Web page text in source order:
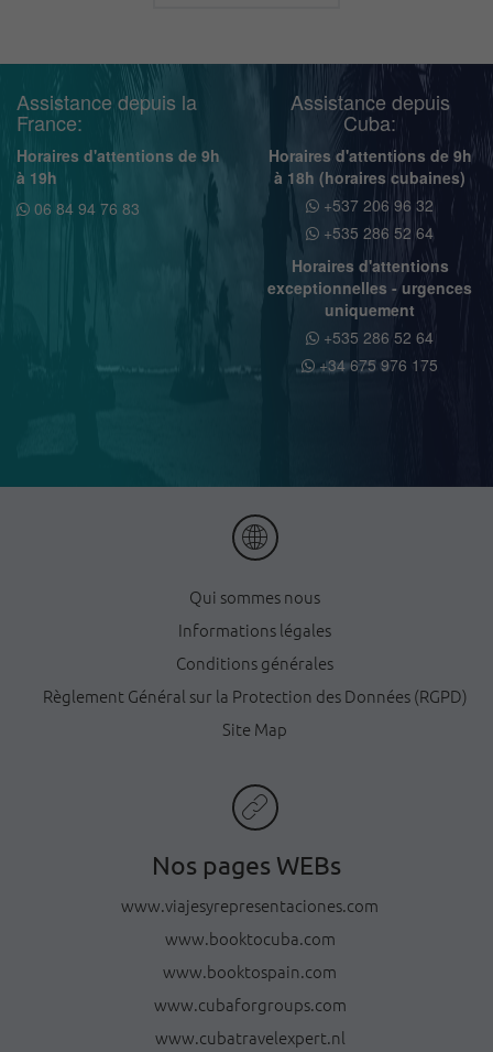
Assistance depuis la
France:
Horaires d'attentions de 9h
à 19h
06 84 94 76 83
Assistance depuis
Cuba:
Horaires d'attentions de 9h
à 18h (horaires cubaines)
+537 206 96 32
+535 286 52 64
Horaires d'attentions
exceptionnelles - urgences
uniquement
+535 286 52 64
+34 675 976 175
Qui sommes nous
Informations légales
Conditions générales
Règlement Général sur la Protection des Données (RGPD)
Site Map
Nos pages WEBs
www.viajesyrepresentaciones.com
www.booktocuba.com
www.booktospain.com
www.cubaforgroups.com
www.cubatravelexpert.nl